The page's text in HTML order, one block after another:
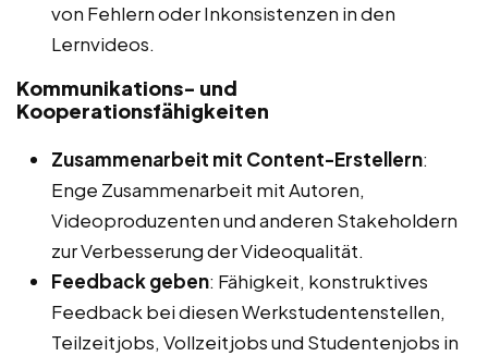
von Fehlern oder Inkonsistenzen in den
Lernvideos.
Kommunikations- und
Kooperationsfähigkeiten
Zusammenarbeit mit Content-Erstellern:
Enge Zusammenarbeit mit Autoren,
Videoproduzenten und anderen Stakeholdern
zur Verbesserung der Videoqualität.
Feedback geben: Fähigkeit, konstruktives
Feedback bei diesen Werkstudentenstellen,
Teilzeitjobs, Vollzeitjobs und Studentenjobs in